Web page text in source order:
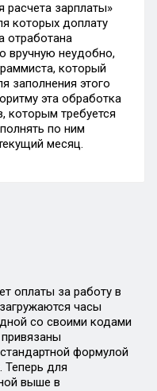
зарплаты»
которых доплату
отработана
вручную неудобно,
который
заполнения этого
эта обработка
которым требуется
по ним
месяц.
оплаты за работу в
часы
со своими кодами
формулой
Теперь для
выше в